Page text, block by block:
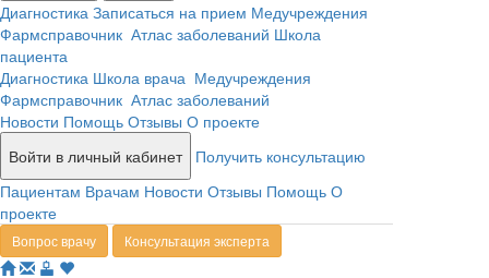
Диагностика Записаться на прием Медучреждения
Фармсправочник Атлас заболеваний Школа
пациента
Диагностика Школа врача Медучреждения
Фармсправочник Атлас заболеваний
Новости Помощь Отзывы О проекте
Войти в личный кабинет
Получить консультацию
Пациентам Врачам Новости Отзывы Помощь О
проекте
Вопрос врачу Консультация эксперта